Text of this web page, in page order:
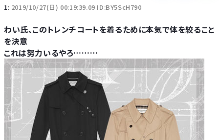
1: 2019/10/27(日) 00:19:39.09 ID:BY5ScH790
わい氏、このトレンチコートを着るために本気で体を絞ること
を決意
これは努力いるやろ………